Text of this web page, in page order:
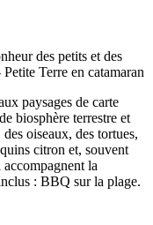
paysages de carte
biosphère terrestre et
oiseaux, des tortues,
citron et, souvent
la
: BBQ sur la plage.